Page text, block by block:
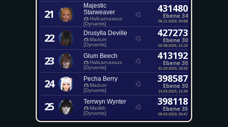
21
Majestic
Starweaver
Halicarnassus
[Dynamis]
431480
Ebene 34
06.11.2023, 00:58
22 Drusylla Deville
Maduin
[Dynamis]
427273
Ebene 30
02.08.2026, 21:15
23 Glum Beech
Halicarnassus
[Dynamis]
413192
Ebene 30
31.03.2023, 16:32
24 Pecha Berry
Maduin
[Dynamis]
398587
Ebene 30
14.03.2023, 11:34
25 Terrwyn Wynter
Marilith
[Dynamis]
398118
Ebene 35
09.03.2023, 00:47